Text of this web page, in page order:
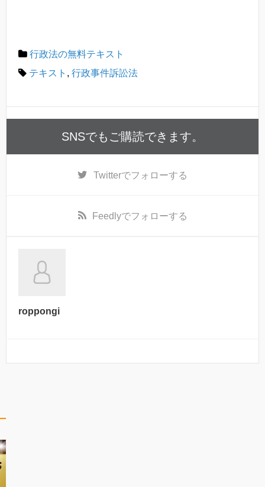
行政法の無料テキスト
テキスト , 行政事件訴訟法
SNSでもご購読できます。
Twitterでフォローする
Feedlyでフォローする
roppongi